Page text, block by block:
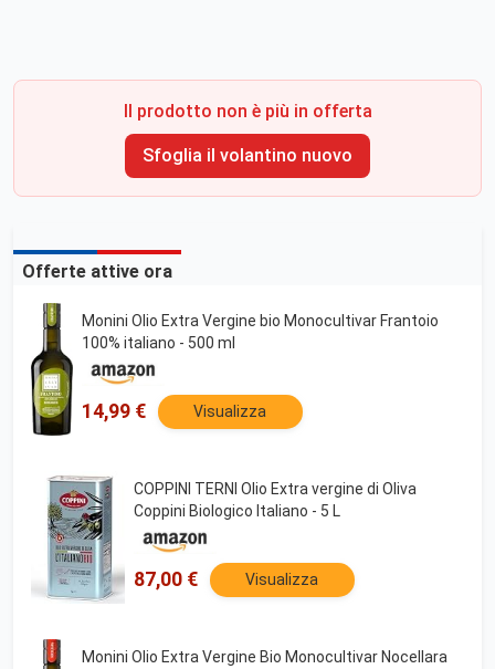
Il prodotto non è più in offerta
Sfoglia il volantino nuovo
Offerte attive ora
Monini Olio Extra Vergine bio Monocultivar Frantoio
100% italiano - 500 ml
14,99 € Visualizza
COPPINI TERNI Olio Extra vergine di Oliva
Coppini Biologico Italiano - 5 L
87,00 € Visualizza
Monini Olio Extra Vergine Bio Monocultivar Nocellara